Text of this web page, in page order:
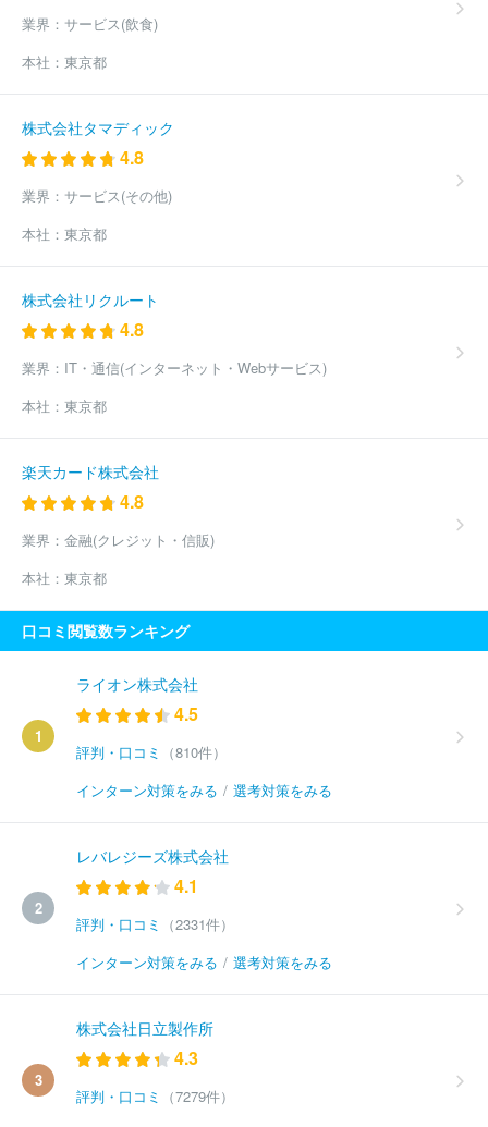
業界： サービス(飲食)
本社： 東京都
株式会社タマディック
4.8
業界： サービス(その他)
本社： 東京都
株式会社リクルート
4.8
業界： IT・通信(インターネット・Webサービス)
本社： 東京都
楽天カード株式会社
4.8
業界： 金融(クレジット・信販)
本社： 東京都
口コミ閲覧数ランキング
1
ライオン株式会社
4.5
評判・口コミ
（810件）
インターン対策をみる / 選考対策をみる
2
レバレジーズ株式会社
4.1
評判・口コミ
（2331件）
インターン対策をみる / 選考対策をみる
3
株式会社日立製作所
4.3
評判・口コミ
（7279件）